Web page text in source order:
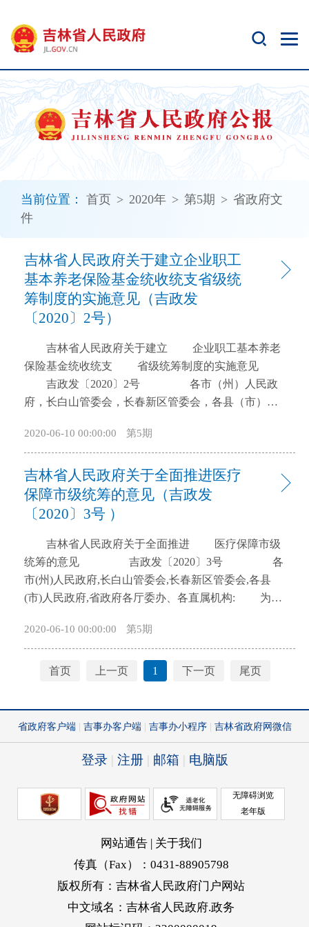
当前位置： 首页 > 2020年 > 第5期 > 省政府文
件
吉林省人民政府关于建立企业职工
基本养老保险基金统收统支省级统
筹制度的实施意见（吉政发
〔2020〕2号）
吉林省人民政府关于建立 企业职工基本养老
保险基金统收统支 省级统筹制度的实施意见
吉政发〔2020〕2号 各市（州）人民政
府，长白山管委会，长春新区管委会，各县（市）人
《人力资源社会保障部财政部国家税务总局关于规范
企业职工基本养老保险省级统筹制度的通知》（人社
部发〔2019〕112号）要求，现就我省建立企业职工基
本养老保险基金统收统支省级统筹制度提出如下实施
意见。 一、总体目标 认真贯彻落实党的十九
覆盖全民、城乡统筹、权责清晰、保障适度、可持续
的多层次社会保障体系目标，以企业职工基本养老保
险政策全省统一为基础，以基金省级统收统支为核
心，以基金预算管理为约束，以信息系统和经办管理
保险基金统收统支省级统筹制度，促进基金长期平稳
运行。 二、基本原则 （一）均衡负担。通过
实施全省企业职工基本养老保险基金统收统支管理，
衡各地基金负担，提高基金使用效率和抗风险能力，
增强省级统筹制度的互济性和可持续性，确保养老金
按时足额发放。 （二）公平统一。进一步规范企
业职工基本养老保险政策和标准，逐步形成参保缴
和待遇相对应，各地基金收支责任和统筹权益相一
致。 （三）责任明晰。省政府承担全省企业离退
（州）、县（市）政府承担扩面征缴和确保养老金按
时足额发放的工作责任。建立各级政府对企业职工基
本养老保险的工作责任分担机制。 （四）循序渐
进。平稳有序推进企业职工基本养老保险基金统收统
支省级统筹改革进程，逐步实现养老保险政策和经办
2020-06-10 00:00:00 第5期
吉林省人民政府关于全面推进医疗
保障市级统筹的意见（吉政发
〔2020〕3号 ）
吉林省人民政府关于全面推进 医疗保障市级
统筹的意见 吉政发〔2020〕3号 各
市(州)人民政府,长白山管委会,长春新区管委会,各县
(市)人民政府,省政府各厅委办、各直属机构: 为更
现制度可持续发展，根据《中华人民共和国社会保险
法》等法律、法规规定以及党中央、国务院和省委、
省政府关于深化医疗保障制度改革的相关部署和要
想。以习近平新时代中国特色社会主义思想为指导，
坚持以人民为中心的发展理念，按照“兜底线、织密
网、建机制”要求，努力在我省建成制度更加统一、保
加高效的多层次医疗保障体系，不断提升人民群众的
获得感、幸福感、安全感。 （二）基本原则。
合，统一组织实施。医保基金由市（州）统一预算，
市（州）政府和县（市、区）政府按管理权限落实扩
面、征缴、医保财政补助资金和医疗救助资金筹集、
基金监管等管理责任，确保基金平稳运行。 ——
坚持权责清晰。严格落实国家医保待遇清单管理制
2020-06-10 00:00:00 第5期
首页 上一页 1 下一页 尾页
开
无
障
碍
说
明